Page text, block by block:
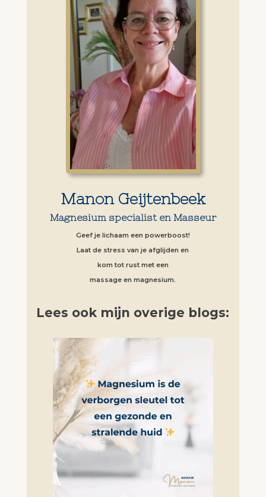
Manon Geijtenbeek
Magnesium specialist en Masseur
Geef je lichaam een powerboost!
Laat de stress van je afglijden en
kom tot rust met een
massage en magnesium.
Lees ook mijn overige blogs: